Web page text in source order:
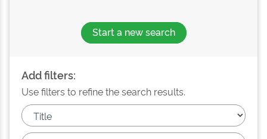
Start a new search
Add filters:
Use filters to refine the search results.